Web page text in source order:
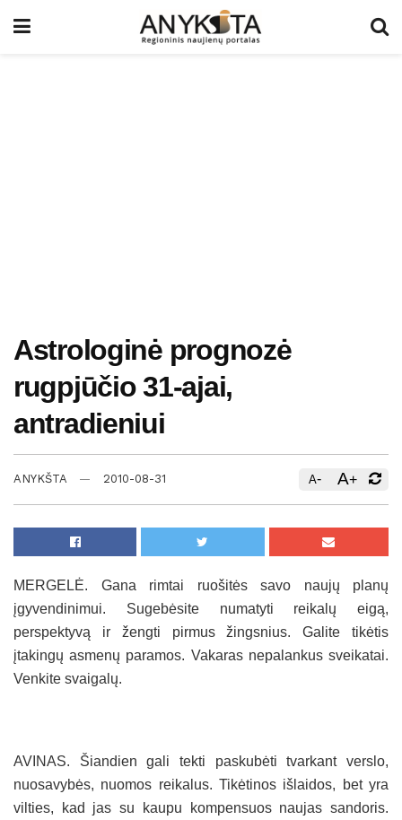
Astrologinė prognozė
rugpjūčio 31-ajai,
antradieniui
ANYKŠTA 2010-08-31 A- A+
MERGELĖ. Gana rimtai ruošitės savo naujų planų
įgyvendinimui. Sugebėsite numatyti reikalų eigą,
perspektyvą ir žengti pirmus žingsnius. Galite tikėtis
įtakingų asmenų paramos. Vakaras nepalankus sveikatai.
Venkite svaigalų.
AVINAS. Šiandien gali tekti paskubėti tvarkant verslo,
nuosavybės, nuomos reikalus. Tikėtinos išlaidos, bet yra
vilties, kad jas su kaupu kompensuos naujas sandoris.